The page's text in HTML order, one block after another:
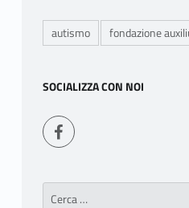
m
autismo fondazione
SOCIALIZZA CON NOI
Seguici su Facebook
Ricerca per: